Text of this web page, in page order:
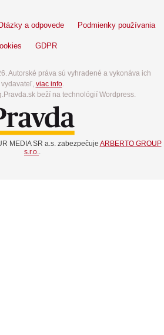
a odpovede Podmienky používania
GDPR
Autorské práva sú vyhradené a vykonáva ich
vydavateľ, viac info.
beží na technológií Wordpress.
MEDIA SR a.s. zabezpečuje ARBERTO GROUP
s.r.o.